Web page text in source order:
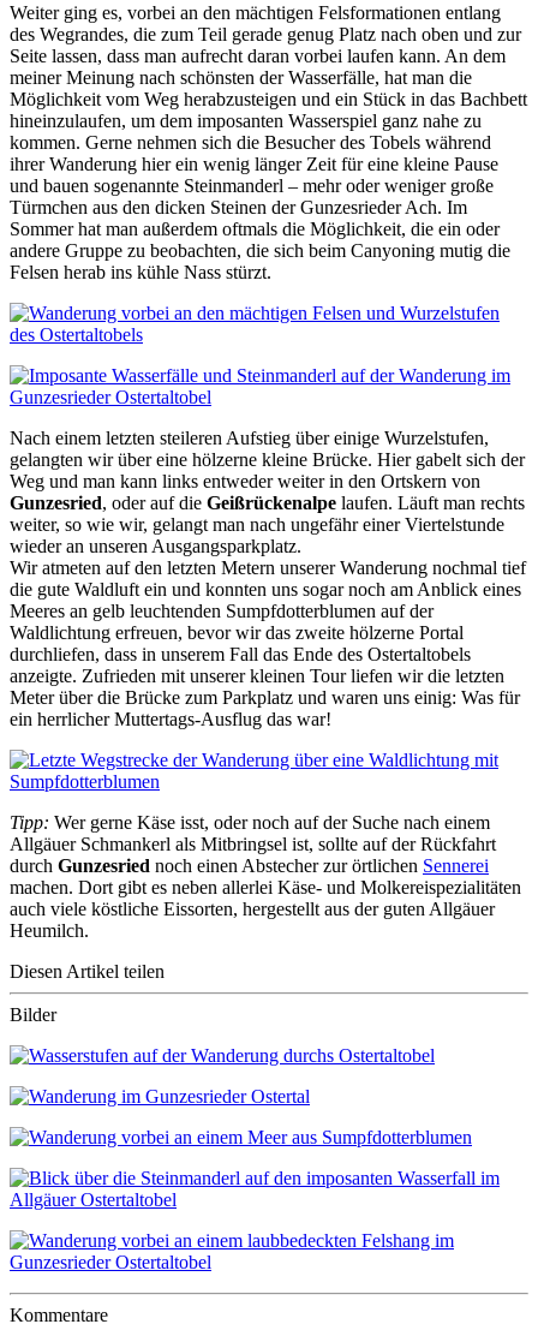
Weiter ging es, vorbei an den mächtigen Felsformationen entlang
des Wegrandes, die zum Teil gerade genug Platz nach oben und zur
Seite lassen, dass man aufrecht daran vorbei laufen kann. An dem
meiner Meinung nach schönsten der Wasserfälle, hat man die
Möglichkeit vom Weg herabzusteigen und ein Stück in das Bachbett
hineinzulaufen, um dem imposanten Wasserspiel ganz nahe zu
kommen. Gerne nehmen sich die Besucher des Tobels während
ihrer Wanderung hier ein wenig länger Zeit für eine kleine Pause
und bauen sogenannte Steinmanderl – mehr oder weniger große
Türmchen aus den dicken Steinen der Gunzesrieder Ach. Im
Sommer hat man außerdem oftmals die Möglichkeit, die ein oder
andere Gruppe zu beobachten, die sich beim Canyoning mutig die
Felsen herab ins kühle Nass stürzt.
Nach einem letzten steileren Aufstieg über einige Wurzelstufen,
gelangten wir über eine hölzerne kleine Brücke. Hier gabelt sich der
Weg und man kann links entweder weiter in den Ortskern von
Gunzesried, oder auf die Geißrückenalpe laufen. Läuft man rechts
weiter, so wie wir, gelangt man nach ungefähr einer Viertelstunde
wieder an unseren Ausgangsparkplatz.
Wir atmeten auf den letzten Metern unserer Wanderung nochmal tief
die gute Waldluft ein und konnten uns sogar noch am Anblick eines
Meeres an gelb leuchtenden Sumpfdotterblumen auf der
Waldlichtung erfreuen, bevor wir das zweite hölzerne Portal
durchliefen, dass in unserem Fall das Ende des Ostertaltobels
anzeigte. Zufrieden mit unserer kleinen Tour liefen wir die letzten
Meter über die Brücke zum Parkplatz und waren uns einig: Was für
ein herrlicher Muttertags-Ausflug das war!
Tipp: Wer gerne Käse isst, oder noch auf der Suche nach einem
Allgäuer Schmankerl als Mitbringsel ist, sollte auf der Rückfahrt
durch Gunzesried noch einen Abstecher zur örtlichen Sennerei
machen. Dort gibt es neben allerlei Käse- und Molkereispezialitäten
auch viele köstliche Eissorten, hergestellt aus der guten Allgäuer
Heumilch.
Diesen Artikel teilen
Bilder
Kommentare